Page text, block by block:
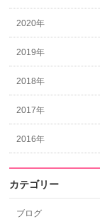
2020年
2019年
2018年
2017年
2016年
カテゴリー
ブログ